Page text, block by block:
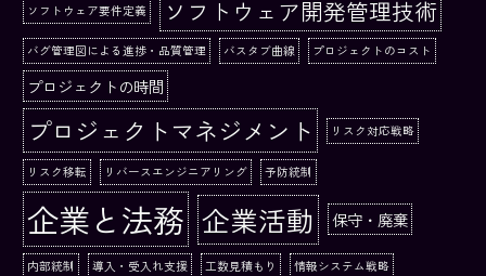
ソフトウェア要件定義 ソフトウェア開発管理技術
バグ管理図による進捗・品質管理 バスタブ曲線 プロジェクトのコスト
プロジェクトの時間
プロジェクトマネジメント リスク対応戦略
リスク移転 リバースエンジニアリング 予防統制
企業と法務 企業活動 保守・廃棄
内部統制 導入・受入れ支援 工数見積もり 情報システム戦略